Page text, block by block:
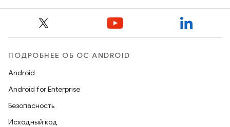
ПОДРОБНЕЕ ОБ ОС ANDROID
Android
Android for Enterprise
Безопасность
Исходный код